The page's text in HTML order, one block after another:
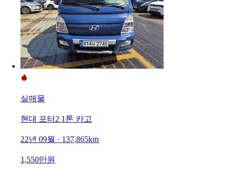
실매물
현대 포터2 1톤 카고
22년 09월 · 137,865km
1,550만원